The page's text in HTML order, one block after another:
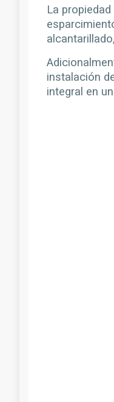
La
instalación
integral en